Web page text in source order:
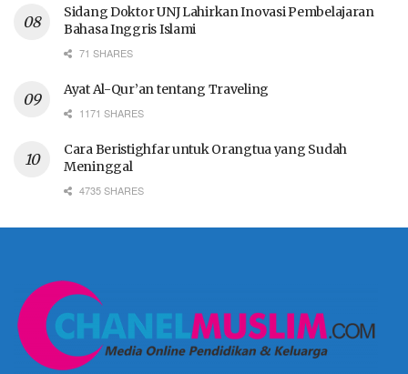
Sidang Doktor UNJ Lahirkan Inovasi Pembelajaran
Bahasa Inggris Islami
71 SHARES
Ayat Al-Qur’an tentang Traveling
1171 SHARES
Cara Beristighfar untuk Orangtua yang Sudah
Meninggal
4735 SHARES